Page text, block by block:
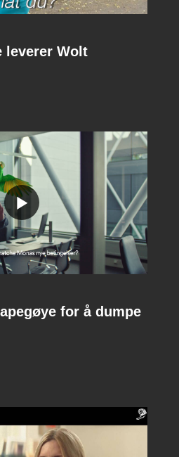
leverer Wolt
for å dumpe